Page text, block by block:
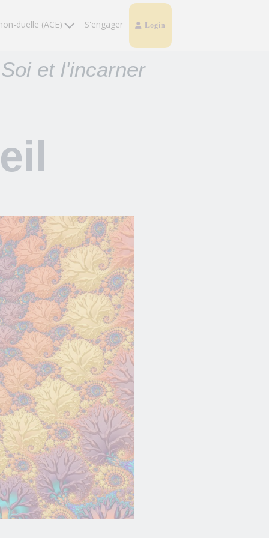
duelle (ACE) S'engager Login
et l'incarner